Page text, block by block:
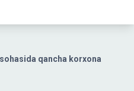
qancha korxona